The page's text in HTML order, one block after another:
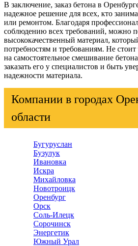
В заключение, заказ бетона в
надежное решение для всех, кто
или ремонтом. Благодаря
соблюдению всех требований, можно
высококачественный материал,
потребностям и требованиям. Не
на самостоятельное смешивание
заказать его у специалистов и быть
надежности материала.
Компании в городах
области
Бугуруслан
Бузулук
Ивановка
Искра
Михайловка
Новотроицк
Оренбург
Орск
Соль-Илецк
Сорочинск
Энергетик
Южный Урал